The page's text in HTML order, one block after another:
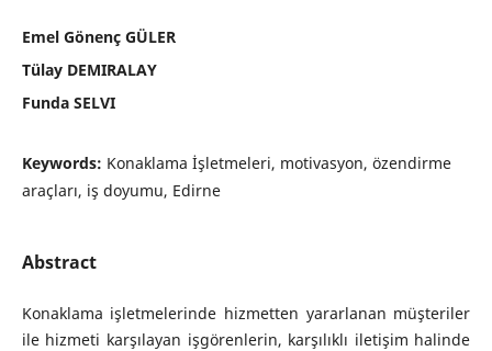
Emel Gönenç GÜLER
Tülay DEMIRALAY
Funda SELVI
Keywords: Konaklama İşletmeleri, motivasyon, özendirme
araçları, iş doyumu, Edirne
Abstract
Konaklama işletmelerinde hizmetten yararlanan müşteriler
ile hizmeti karşılayan işgörenlerin, karşılıklı iletişim halinde